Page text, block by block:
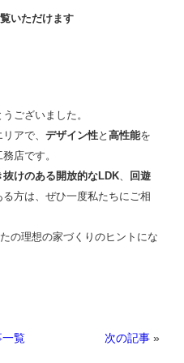
いただけます
ございました。
アで、 デザイン性と 高性能を
店です。
抜けのある開放的なLDK
回遊
方は、ぜひ一度私たちにご相
の理想の家づくりのヒントにな
一覧 次の記事 »